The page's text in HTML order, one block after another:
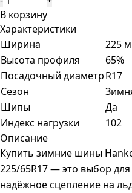
В корзину
Характеристики
Ширина
225
Высота профиля
65%
Посадочный диаметрR17
Сезон
Шипы
Да
Индекс нагрузки
102
Описание
Купить зимние шины
225/65R17 — это выбор
надёжное сцепление на